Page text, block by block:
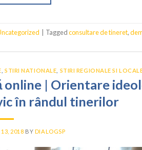
Taggedconsultare de tineret,
STIRI NATIONALE STIRI REGIONALE SI
online | Orientare
în rândul tinerilor
2018 BY DIALOGSP